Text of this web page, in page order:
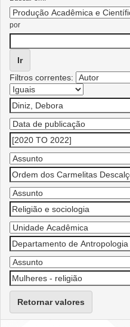
por
Filtros correntes:
Retornar valores